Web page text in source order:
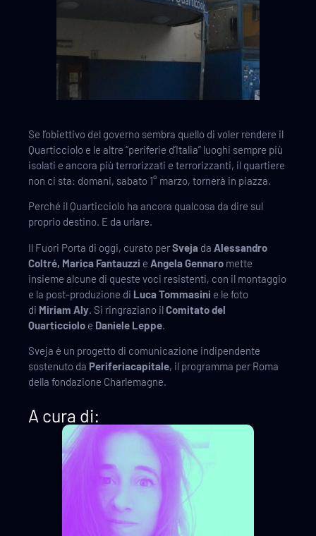
Se l’obiettivo del governo sembra quello di voler rendere il
Quarticciolo e le altre “periferie d’Italia” luoghi sempre più
isolati e ancora più terrorizzati e terrorizzanti, il quartiere
non ci sta: domani, sabato 1° marzo, tornerà in piazza.
Perché il Quarticciolo ha ancora qualcosa da dire sul
proprio destino. E da urlare.
Il Fuori Porta di oggi, curato perSveja da Alessandro
Coltré, Marica Fantauzzi e Angela Gennaro mette
insieme alcune di queste voci resistenti, con il montaggio
e la post-produzione di Luca Tommasini e le foto
di Miriam Aly. Si ringraziano ilComitato del
Quarticciolo e Daniele Leppe.
Sveja è un progetto di comunicazione indipendente
sostenuto da Periferiacapitale, il programma per Roma
della fondazione Charlemagne.
A cura di: